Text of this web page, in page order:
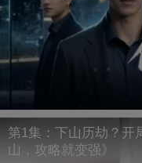
第1集：下山历劫？
山，攻略就变强》